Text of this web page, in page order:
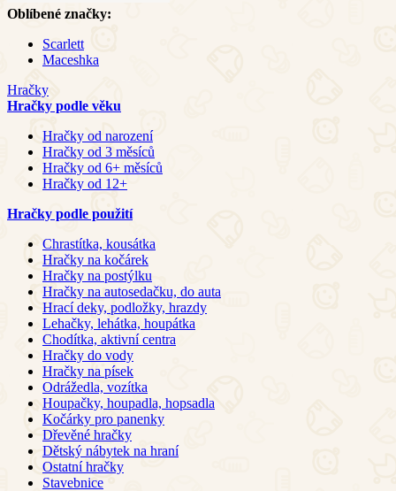
Oblíbené značky:
Scarlett
Maceshka
Hračky
Hračky podle věku
Hračky od narození
Hračky od 3 měsíců
Hračky od 6+ měsíců
Hračky od 12+
Hračky podle použití
Chrastítka, kousátka
Hračky na kočárek
Hračky na postýlku
Hračky na autosedačku, do auta
Hrací deky, podložky, hrazdy
Lehačky, lehátka, houpátka
Chodítka, aktivní centra
Hračky do vody
Hračky na písek
Odrážedla, vozítka
Houpačky, houpadla, hopsadla
Kočárky pro panenky
Dřevěné hračky
Dětský nábytek na hraní
Ostatní hračky
Stavebnice